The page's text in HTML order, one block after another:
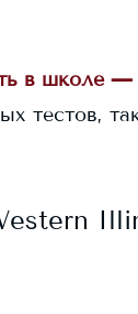
в школе —
тестов,